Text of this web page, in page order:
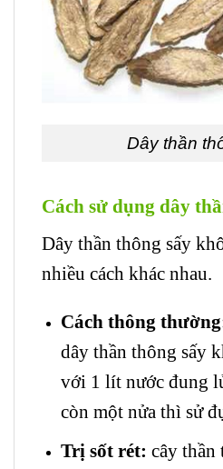
Dây thần
Cách sử dụng dây
Dây thần thông sấy
nhiều cách khác nhau.
Cách thông
dây thần thông sấy
với 1 lít nước đung
còn một nửa thì sử
Trị sốt rét: cây thần